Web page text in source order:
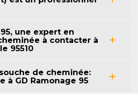
une expert en
à contacter à
95510
de cheminée:
à GD Ramonage 95